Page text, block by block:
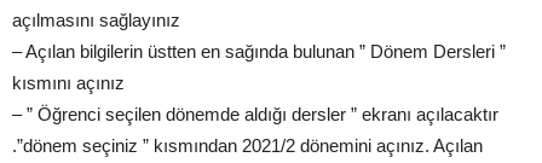
açılmasını sağlayınız
– Açılan bilgilerin üstten en sağında bulunan ” Dönem Dersleri ”
kısmını açınız
– ” Öğrenci seçilen dönemde aldığı dersler ” ekranı açılacaktır
.”dönem seçiniz ” kısmından 2021/2 dönemini açınız. Açılan